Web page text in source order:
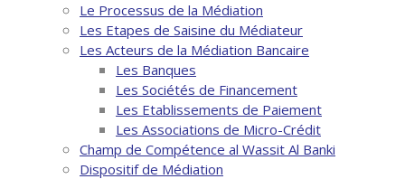
Le Processus de la Médiation
Les Etapes de Saisine du Médiateur
Les Acteurs de la Médiation Bancaire
Les Banques
Les Sociétés de Financement
Les Etablissements de Paiement
Les Associations de Micro-Crédit
Champ de Compétence al Wassit Al Banki
Dispositif de Médiation